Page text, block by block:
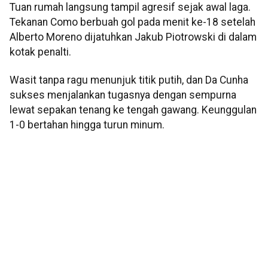
Tuan rumah langsung tampil agresif sejak awal laga.
Tekanan Como berbuah gol pada menit ke-18 setelah
Alberto Moreno dijatuhkan Jakub Piotrowski di dalam
kotak penalti.
Wasit tanpa ragu menunjuk titik putih, dan Da Cunha
sukses menjalankan tugasnya dengan sempurna
lewat sepakan tenang ke tengah gawang. Keunggulan
1-0 bertahan hingga turun minum.